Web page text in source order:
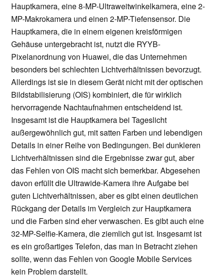
Hauptkamera, eine 8-MP-Ultraweitwinkelkamera, eine 2-
MP-Makrokamera und einen 2-MP-Tiefensensor. Die
Hauptkamera, die in einem eigenen kreisförmigen
Gehäuse untergebracht ist, nutzt die RYYB-
Pixelanordnung von Huawei, die das Unternehmen
besonders bei schlechten Lichtverhältnissen bevorzugt.
Allerdings ist sie in diesem Gerät nicht mit der optischen
Bildstabilisierung (OIS) kombiniert, die für wirklich
hervorragende Nachtaufnahmen entscheidend ist.
Insgesamt ist die Hauptkamera bei Tageslicht
außergewöhnlich gut, mit satten Farben und lebendigen
Details in einer Reihe von Bedingungen. Bei dunkleren
Lichtverhältnissen sind die Ergebnisse zwar gut, aber
das Fehlen von OIS macht sich bemerkbar. Abgesehen
davon erfüllt die Ultrawide-Kamera ihre Aufgabe bei
guten Lichtverhältnissen, aber es gibt einen deutlichen
Rückgang der Details im Vergleich zur Hauptkamera
und die Farben sind eher verwaschen. Es gibt auch eine
32-MP-Selfie-Kamera, die ziemlich gut ist. Insgesamt ist
es ein großartiges Telefon, das man in Betracht ziehen
sollte, wenn das Fehlen von Google Mobile Services
kein Problem darstellt.